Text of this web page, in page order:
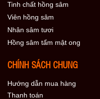
Tinh chất hồng sâm
Viên hồng sâm
Nhân sâm tươi
Hồng sâm tẩm mật ong
CHÍNH SÁCH CHUNG
Hướng dẫn mua hàng
Thanh toán